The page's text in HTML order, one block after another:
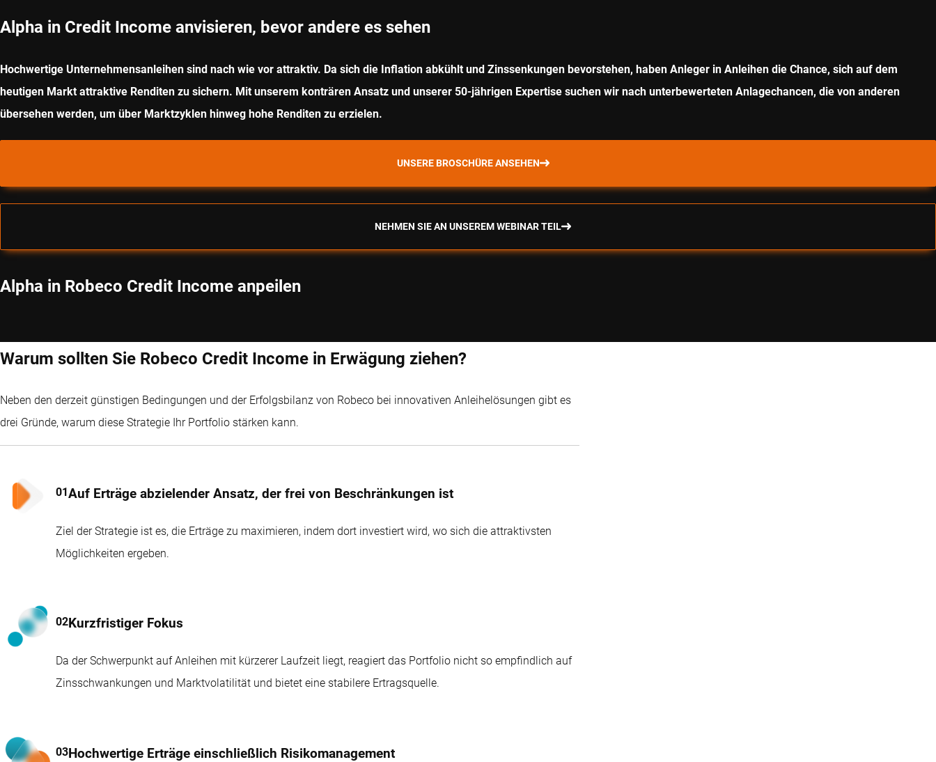
Alpha in Credit Income anvisieren, bevor andere es sehen
Hochwertige Unternehmensanleihen sind nach wie vor attraktiv. Da sich die Inflation abkühlt und Zinssenkungen bevorstehen, haben Anleger in Anleihen die Chance, sich auf dem
heutigen Markt attraktive Renditen zu sichern. Mit unserem konträren Ansatz und unserer 50-jährigen Expertise suchen wir nach unterbewerteten Anlagechancen, die von anderen
übersehen werden, um über Marktzyklen hinweg hohe Renditen zu erzielen.
UNSERE BROSCHÜRE ANSEHEN
NEHMEN SIE AN UNSEREM WEBINAR TEIL
Alpha in Robeco Credit Income anpeilen
Warum sollten Sie Robeco Credit Income in Erwägung ziehen?
Neben den derzeit günstigen Bedingungen und der Erfolgsbilanz von Robeco bei innovativen Anleihelösungen gibt es
drei Gründe, warum diese Strategie Ihr Portfolio stärken kann.
Auf Erträge abzielender Ansatz, der frei von Beschränkungen ist
Ziel der Strategie ist es, die Erträge zu maximieren, indem dort investiert wird, wo sich die attraktivsten
Möglichkeiten ergeben.
Kurzfristiger Fokus
Da der Schwerpunkt auf Anleihen mit kürzerer Laufzeit liegt, reagiert das Portfolio nicht so empfindlich auf
Zinsschwankungen und Marktvolatilität und bietet eine stabilere Ertragsquelle.
Hochwertige Erträge einschließlich Risikomanagement